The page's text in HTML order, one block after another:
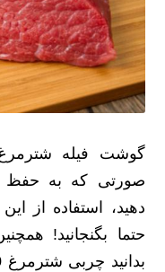
گوشت فیله
صورتی که به حفظ
دهید، استفاده از
حتما بگنجانید!